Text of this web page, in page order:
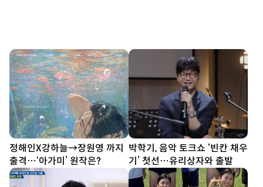
정해인X강하늘→장원영 까지
출격…‘아가미’ 원작은?
박학기, 음악 토크쇼 ‘빈칸 채우
기’ 첫선…유리상자와 출발